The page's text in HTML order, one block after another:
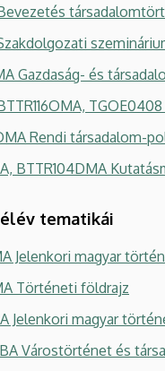
Szakdolgozati
Gazdaság- és
Rendi társadalom-
BTTR104DMA
tematikái
Jelenkori magyar
Történeti földrajz
Jelenkori magyar
Várostörténet és